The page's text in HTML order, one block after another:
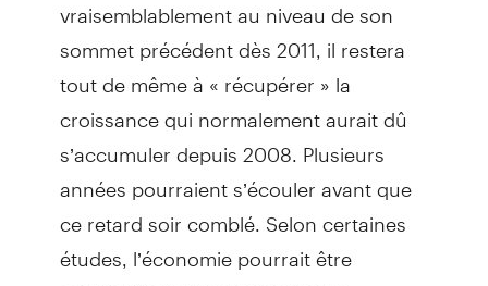
sommet précédent dès 2011, il restera
tout de même à « récupérer » la
croissance qui normalement aurait dû
s’accumuler depuis 2008. Plusieurs
années pourraient s’écouler avant que
ce retard soir comblé. Selon certaines
études, l’économie pourrait être